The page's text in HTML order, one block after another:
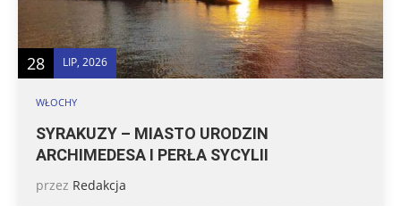
28 LIP, 2026
WŁOCHY
SYRAKUZY – MIASTO URODZIN
ARCHIMEDESA I PERŁA SYCYLII
przez Redakcja